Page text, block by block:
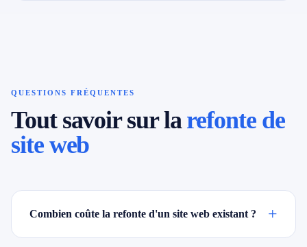
QUESTIONS FRÉQUENTES
Tout savoir sur larefonte de
site web
Combien coûte la refonte d'un site web existant ? +